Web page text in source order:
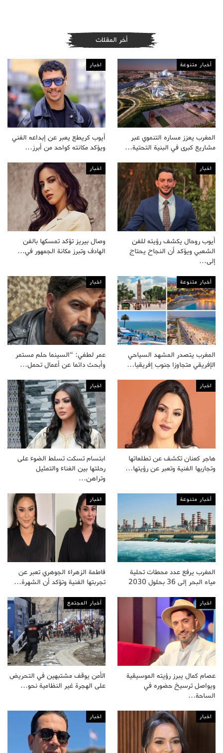
أخر المقلات
أخبار متنوعة
المغرب يعزز مساره التنموي عبر
مشاريع كبرى في البنية التحتية…
اخبار
أيوب كريطع يعبر عن إبداعه الفني
ويؤكد مكانته كواحد من أبرز…
اخبار
أيوب روحال يكشف رؤيته للفن
الشعبي ويؤكد أن النجاح يحتاج
إلى…
اخبار
وصال بيريز تؤكد تمسكها بالفن
الهادف وتبرز مكانة الجمهور في…
أخبار متنوعة
المغرب يتصدر المشهد السياحي
الإفريقي متجاوزا جنوب إفريقيا…
اخبار
عمر لطفي: “السينما حلم مستمر
وأبحث دائما عن أعمال تحمل…
اخبار
هاجر كعنان تكشف عن تطلعاتها
وتجاربها الفنية وتعبر عن رؤيتها…
اخبار
ابتسام تسكت تسلط الضوء على
رحلتها بين الغناء والتمثيل
وتراهن…
أخبار متنوعة
المغرب يرفع عدد محطات تحلية
مياه البحر إلى 36 بحلول 2030
اخبار
فاطمة الزهراء الجوهري تعبر عن
تجربتها الفنية وتؤكد أن الشهرة…
اخبار
عصام كمال يبرز رؤيته الموسيقية
ويواصل ترسيخ حضوره في
الساحة…
أخبار المجتمع
الأمن يوقف مشتبهين في التحريض
على الهجرة غير النظامية نحو…
اخبار اخبار